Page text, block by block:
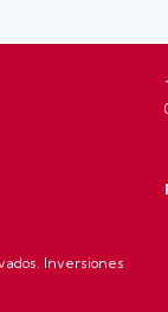
Inversiones